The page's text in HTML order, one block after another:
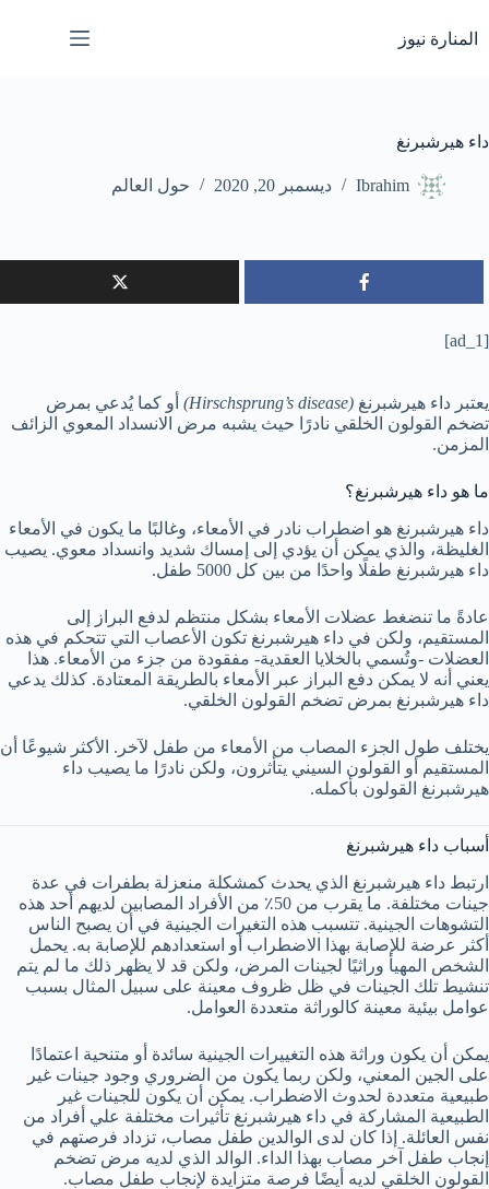
إلى
المحتوى
المنارة نيوز
داء هيرشبرنغ
Ibrahim ديسمبر 20, 2020 حول العالم
[ad_1]
يعتبر داء هيرشبرنغ (Hirschsprung’s disease)
أو كما يُدعي بمرض
تضخم القولون الخلقي نادرًا حيث يشبه مرض الانسداد المعوي الزائف
المزمن.
ما هو داء هيرشبرنغ؟
داء هيرشبرنغ هو اضطراب نادر في الأمعاء، وغالبًا ما يكون في الأمعاء
الغليظة، والذي يمكن أن يؤدي إلى إمساك شديد وانسداد معوي. يصيب
داء هيرشبرنغ طفلًا واحدًا من بين كل 5000 طفل.
عادةً ما تنضغط عضلات الأمعاء بشكل منتظم لدفع البراز إلى
المستقيم، ولكن في داء هيرشبرنغ تكون الأعصاب التي تتحكم في هذه
العضلات -وتُسمي بالخلايا العقدية- مفقودة من جزء من الأمعاء. هذا
يعني أنه لا يمكن دفع البراز عبر الأمعاء بالطريقة المعتادة. كذلك يدعي
داء هيرشبرنغ بمرض تضخم القولون الخلقي.
يختلف طول الجزء المصاب من الأمعاء من طفل لآخر. الأكثر شيوعًا أن
المستقيم أو القولون السيني يتأثرون، ولكن نادرًا ما يصيب داء
هيرشبرنغ القولون بأكمله.
أسباب داء هيرشبرنغ
ارتبط داء هيرشبرنغ الذي يحدث كمشكلة منعزلة بطفرات في عدة
جينات مختلفة. ما يقرب من 50٪ من الأفراد المصابين لديهم أحد هذه
التشوهات الجينية. تتسبب هذه التغيرات الجينية في أن يصبح الناس
أكثر عرضة للإصابة بهذا الاضطراب أو استعدادهم للإصابة به. يحمل
الشخص المهيأ وراثيًا لجينات المرض، ولكن قد لا يظهر ذلك ما لم يتم
تنشيط تلك الجينات في ظل ظروف معينة على سبيل المثال بسبب
عوامل بيئية معينة كالوراثة متعددة العوامل.
يمكن أن يكون وراثة هذه التغييرات الجينية سائدة أو متنحية اعتمادًا
على الجين المعني، ولكن ربما يكون من الضروري وجود جينات غير
طبيعية متعددة لحدوث الاضطراب. يمكن أن يكون للجينات غير
الطبيعية المشاركة في داء هيرشبرنغ تأثيرات مختلفة علي أفراد من
نفس العائلة. إذا كان لدى الوالدين طفل مصاب، تزداد فرصتهم في
إنجاب طفل آخر مصاب بهذا الداء. الوالد الذي لديه مرض تضخم
القولون الخلقي لديه أيضًا فرصة متزايدة لإنجاب طفل مصاب.